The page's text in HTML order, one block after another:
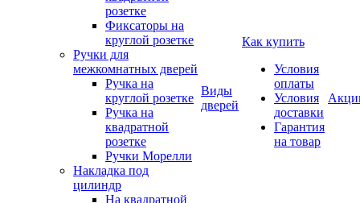
розетке
Фиксаторы на
круглой розетке
Ручки для
межкомнатных дверей
Ручка на
круглой розетке
Ручка на
квадратной
розетке
Ручки Морелли
Накладка под
цилиндр
На квадратной
Виды
дверей
Как купить
Условия
оплаты
Условия
доставки
Гарантия
на товар